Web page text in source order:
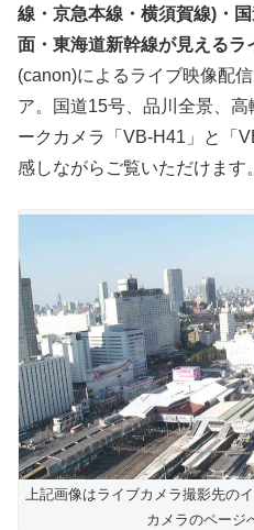
線・京急本線・横須賀線)・
面・東海道新幹線が見えるラ
(canon)によるライブ映像配
ア。国道15号、品川全景、
ークカメラ「VB-H41」と「
感しながらご覧いただけます。
上記画像はライブカメラ撮影先の
カメラのページ